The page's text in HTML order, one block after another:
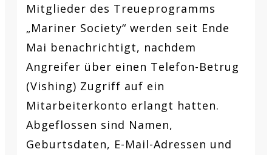
Mitglieder des Treueprogramms
„Mariner Society“ werden seit Ende
Mai benachrichtigt, nachdem
Angreifer über einen Telefon-Betrug
(Vishing) Zugriff auf ein
Mitarbeiterkonto erlangt hatten.
Abgeflossen sind Namen,
Geburtsdaten, E-Mail-Adressen und